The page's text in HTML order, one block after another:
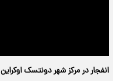
انفجار در مرکز شهر دونتسک اوکراین